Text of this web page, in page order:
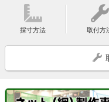
採寸方法 取付方